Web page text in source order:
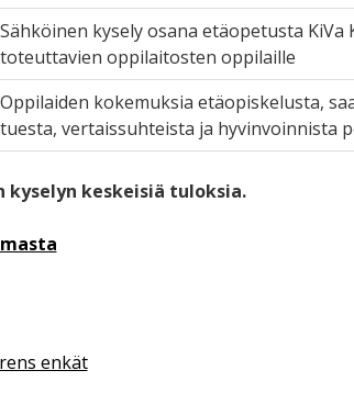
Sähköinen kysely osana etäopetusta KiVa
toteuttavien oppilaitosten oppilaille
Oppilaiden kokemuksia etäopiskelusta,
tuesta, vertaissuhteista ja hyvinvoinnista
kyselyn keskeisiä tuloksia.
enkät